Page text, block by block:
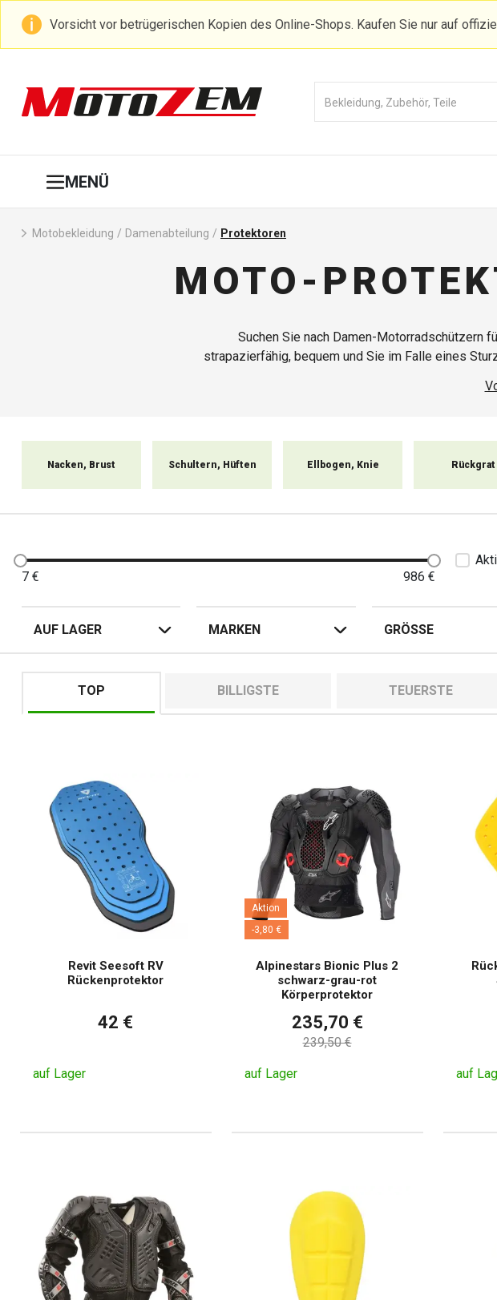
Vorsicht vor betrügerischen Kopien des Online-Shops. Kaufen Sie nur auf
MENÜ
Motobekleidung / Damenabteilung / Protektoren
MOTO-
Suchen Sie nach Damen-Motorradschützern
strapazierfähig, bequem und Sie im Falle eines
oder Brustprotektor nützlich sein. In den
verwenden. Denken Sie an Ihre
Nacken, Brust Schultern, Hüften Ellbogen, Knie Rückgrat
7 € 986 €
AUF LAGER MARKEN GRÖSSE
TOP BILLIGSTE TEUERSTE
Revit Seesoft RV
Rückenprotektor
42 €
auf Lager
Aktion
-3,80 €
Alpinestars Bionic Plus 2
schwarz-grau-rot
Körperprotektor
235,70 €
239,50 €
auf Lager auf